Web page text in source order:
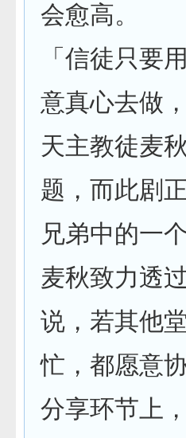
会愈高。
「信徒只要
意真心去做
天主教徒麦
题，而此剧
兄弟中的一
麦秋致力透
说，若其他
忙，都愿意协
分享环节上